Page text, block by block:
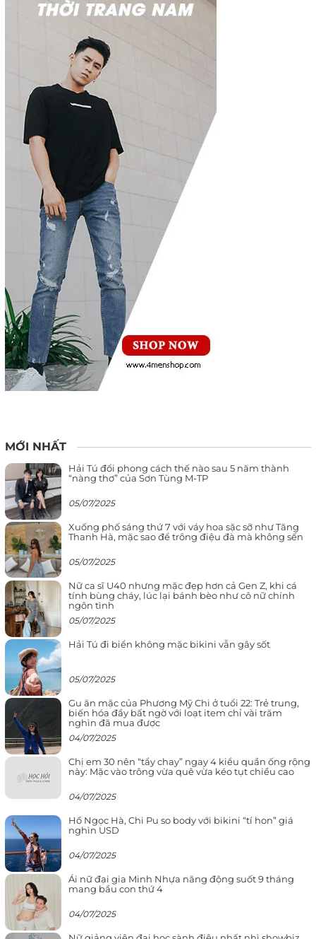
MỚI NHẤT
Hải Tú đổi phong cách thế nào sau 5 năm thành
“nàng thơ” của Sơn Tùng M-TP
05/07/2025
Xuống phố sáng thứ 7 với váy hoa sặc sỡ như Tăng
Thanh Hà, mặc sao để trông điệu đà mà không sến
05/07/2025
Nữ ca sĩ U40 nhưng mặc đẹp hơn cả Gen Z, khi cá
tính bùng cháy, lúc lại bánh bèo như cô nữ chính
ngôn tình
05/07/2025
Hải Tú đi biển không mặc bikini vẫn gây sốt
05/07/2025
Gu ăn mặc của Phương Mỹ Chi ở tuổi 22: Trẻ trung,
biến hóa đầy bất ngờ với loạt item chỉ vài trăm
nghìn đã mua được
04/07/2025
Chị em 30 nên “tẩy chay” ngay 4 kiểu quần ống rộng
này: Mặc vào trông vừa quê vừa kéo tụt chiều cao
04/07/2025
Hồ Ngọc Hà, Chi Pu so body với bikini “tí hon” giá
nghìn USD
04/07/2025
Ái nữ đại gia Minh Nhựa năng động suốt 9 tháng
mang bầu con thứ 4
04/07/2025